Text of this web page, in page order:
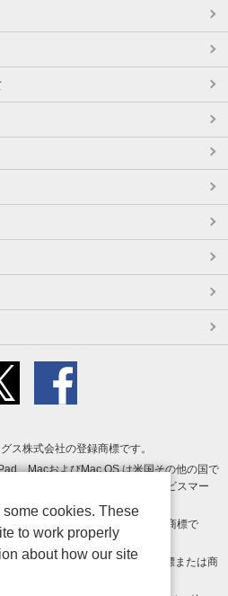
ス株式会社の登録商標です。
、MacおよびMac OS は米国その他の国で
。App Store は Apple Inc. のサービスマー
Play ロゴ は Google LLC の商標で
およびその他の国における登録商標または商
cookies. These
to work properly
about how our site